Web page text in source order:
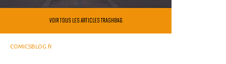
VOIR TOUS LES ARTICLES TRASHBAG
COMICSBLOG.fr